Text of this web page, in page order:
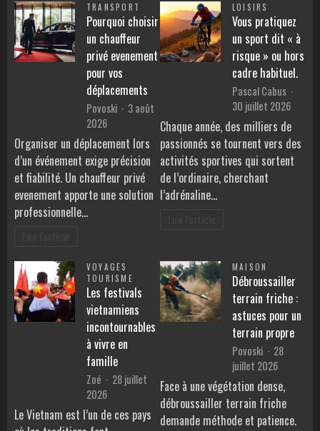
TRANSPORT
Pourquoi choisir
un chauffeur
privé evenement
pour vos
déplacements
Povoski
3 août
2026
Organiser un déplacement lors
d’un événement exige précision
et fiabilité. Un chauffeur privé
evenement apporte une solution
professionnelle…
LOISIRS
Vous pratiquez
un sport dit « à
risque » ou hors
cadre habituel.
Pascal Cabus
30 juillet 2026
Chaque année, des milliers de
passionnés se tournent vers des
activités sportives qui sortent
de l’ordinaire, cherchant
l’adrénaline…
VOYAGES
TOURISME
Les festivals
vietnamiens
incontournables
à vivre en
famille
Zoé
28 juillet
2026
Le Vietnam est l’un de ces pays
MAISON
Débroussailler
terrain friche :
astuces pour un
terrain propre
Povoski
28
juillet 2026
Face à une végétation dense,
débroussailler terrain friche
demande méthode et patience.